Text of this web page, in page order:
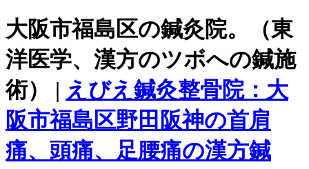
大阪市福島区の鍼灸院。（東
洋医学、漢方のツボへの鍼施
術） | えびえ鍼灸整骨院：大
阪市福島区野田阪神の首肩
痛、頭痛、足腰痛の漢方鍼